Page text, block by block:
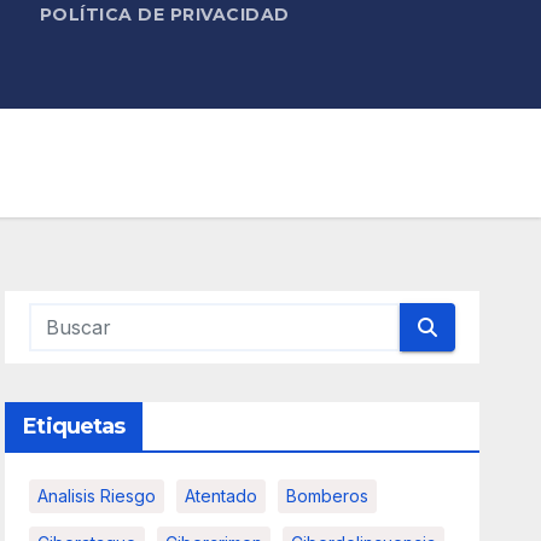
POLÍTICA DE PRIVACIDAD
Etiquetas
Analisis Riesgo Atentado Bomberos